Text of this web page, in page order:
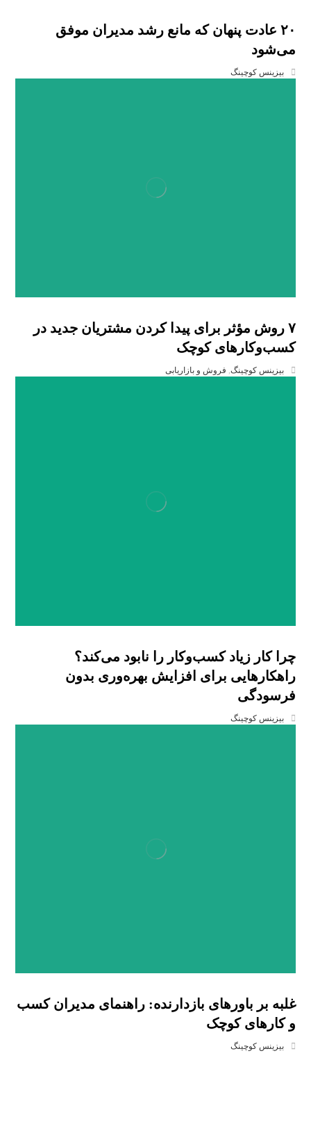
۲۰ عادت پنهان که مانع رشد مدیران موفق
می‌شود
بیزینس کوچینگ
۷ روش مؤثر برای پیدا کردن مشتریان جدید در
کسب‌وکارهای کوچک
بیزینس کوچینگ, فروش و بازاریابی
چرا کار زیاد کسب‌وکار را نابود می‌کند؟
راهکارهایی برای افزایش بهره‌وری بدون
فرسودگی
بیزینس کوچینگ
غلبه بر باورهای بازدارنده: راهنمای مدیران کسب
و کارهای کوچک
بیزینس کوچینگ